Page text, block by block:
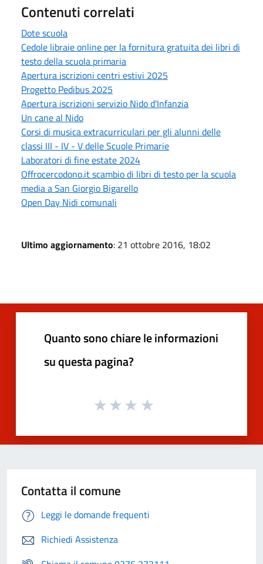
Contenuti correlati
Dote scuola
Cedole libraie online per la fornitura gratuita dei libri di
testo della scuola primaria
Apertura iscrizioni centri estivi 2025
Progetto Pedibus 2025
Apertura iscrizioni servizio Nido d'Infanzia
Un cane al Nido
Corsi di musica extracurriculari per gli alunni delle
classi III - IV - V delle Scuole Primarie
Laboratori di fine estate 2024
Offrocercodono.it scambio di libri di testo per la scuola
media a San Giorgio Bigarello
Open Day Nidi comunali
Ultimo aggiornamento: 21 ottobre 2016, 18:02
Quanto sono chiare le informazioni
su questa pagina?
Contatta il comune
Leggi le domande frequenti
Richiedi Assistenza